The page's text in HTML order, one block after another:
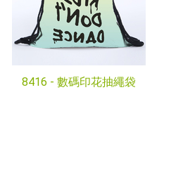
8416 - 數碼印花抽繩袋